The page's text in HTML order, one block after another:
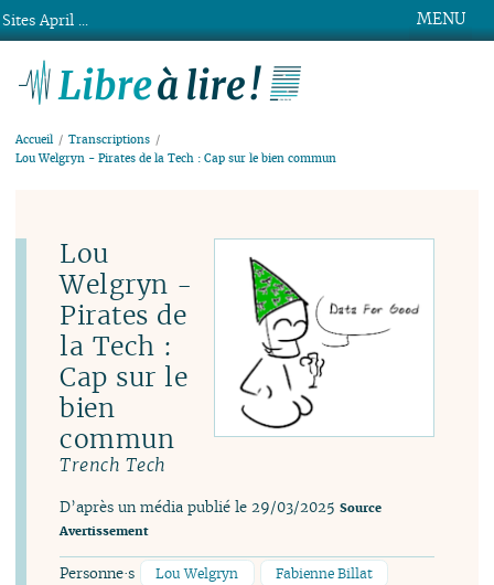
MENU
Accueil
Transcriptions
Lou Welgryn - Pirates de la Tech : Cap sur le bien commun
Lou
Welgryn -
Pirates de
la Tech :
Cap sur le
bien
commun
Trench Tech
D’après un média publié le 29/03/2025 Source
Avertissement
Personne·s Lou Welgryn
Fabienne Billat
Sites April ...